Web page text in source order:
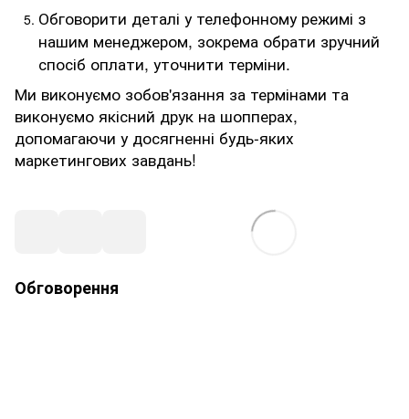
Обговорити деталі у телефонному режимі з
нашим менеджером, зокрема обрати зручний
спосіб оплати, уточнити терміни.
Ми виконуємо зобов'язання за термінами та
виконуємо якісний друк на шопперах,
допомагаючи у досягненні будь-яких
маркетингових завдань!
Обговорення